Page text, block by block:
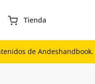
Tienda
de Andeshandbook.